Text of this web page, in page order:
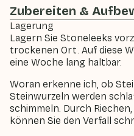
Zubereiten &
Lagerung
Lagern Sie Stoneleeks
trockenen Ort. Auf diese
eine Woche lang haltbar.
Woran erkenne ich, ob
Steinwurzeln werden
schimmeln. Durch
können Sie den Verfall